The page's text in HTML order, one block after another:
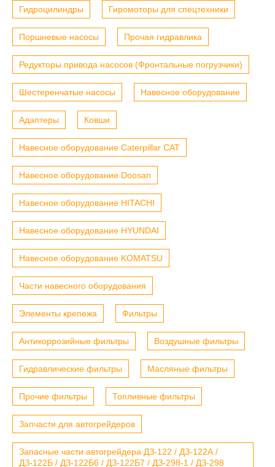
Гидроцилиндры Гиромоторы для спецтехники
Поршневые насосы Прочая гидравлика
Редукторы привода насосов (Фронтальные погрузчики)
Шестеренчатые насосы Навесное оборудование
Адаптеры Ковши
Навесное оборудование Caterpillar CAT
Навесное оборудование Doosan
Навесное оборудование HITACHI
Навесное оборудование HYUNDAI
Навесное оборудование KOMATSU
Части навесного оборудования
Элементы крепежа Фильтры
Антикоррозийные фильтры Воздушные фильтры
Гидравлические фильтры Масляные фильтры
Прочие фильтры Топливные фильтры
Запчасти для автогрейдеров
Запасные части автогрейдера ДЗ-122 / ДЗ-122А /
ДЗ-122Б / ДЗ-122Б6 / ДЗ-122Б7 / ДЗ-298-1 / ДЗ-298